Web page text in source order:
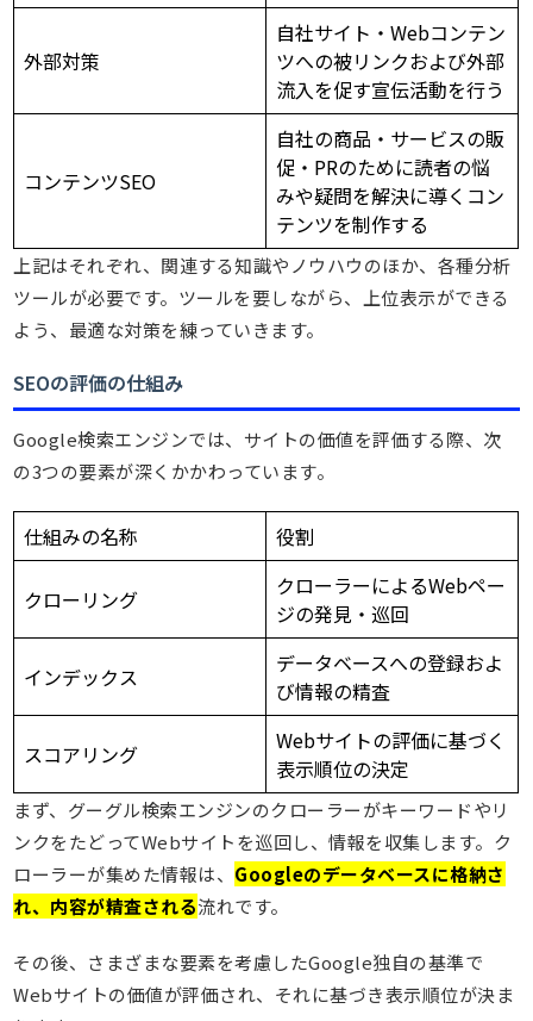
外部対策
自社サイト・Webコンテン
ツへの被リンクおよび外部
流入を促す宣伝活動を行う
コンテンツSEO
自社の商品・サービスの販
促・PRのために読者の悩
みや疑問を解決に導くコン
テンツを制作する
上記はそれぞれ、関連する知識やノウハウのほか、各種分析
ツールが必要です。ツールを要しながら、上位表示ができる
よう、最適な対策を練っていきます。
SEOの評価の仕組み
Google検索エンジンでは、サイトの価値を評価する際、次
の3つの要素が深くかかわっています。
仕組みの名称 役割
クローリング
クローラーによるWebペー
ジの発見・巡回
インデックス
データベースへの登録およ
び情報の精査
スコアリング
Webサイトの評価に基づく
表示順位の決定
まず、グーグル検索エンジンのクローラーがキーワードやリ
ンクをたどってWebサイトを巡回し、情報を収集します。ク
ローラーが集めた情報は、 Googleのデータベースに格納さ
れ、内容が精査される流れです。
その後、さまざまな要素を考慮したGoogle独自の基準で
Webサイトの価値が評価され、それに基づき表示順位が決ま